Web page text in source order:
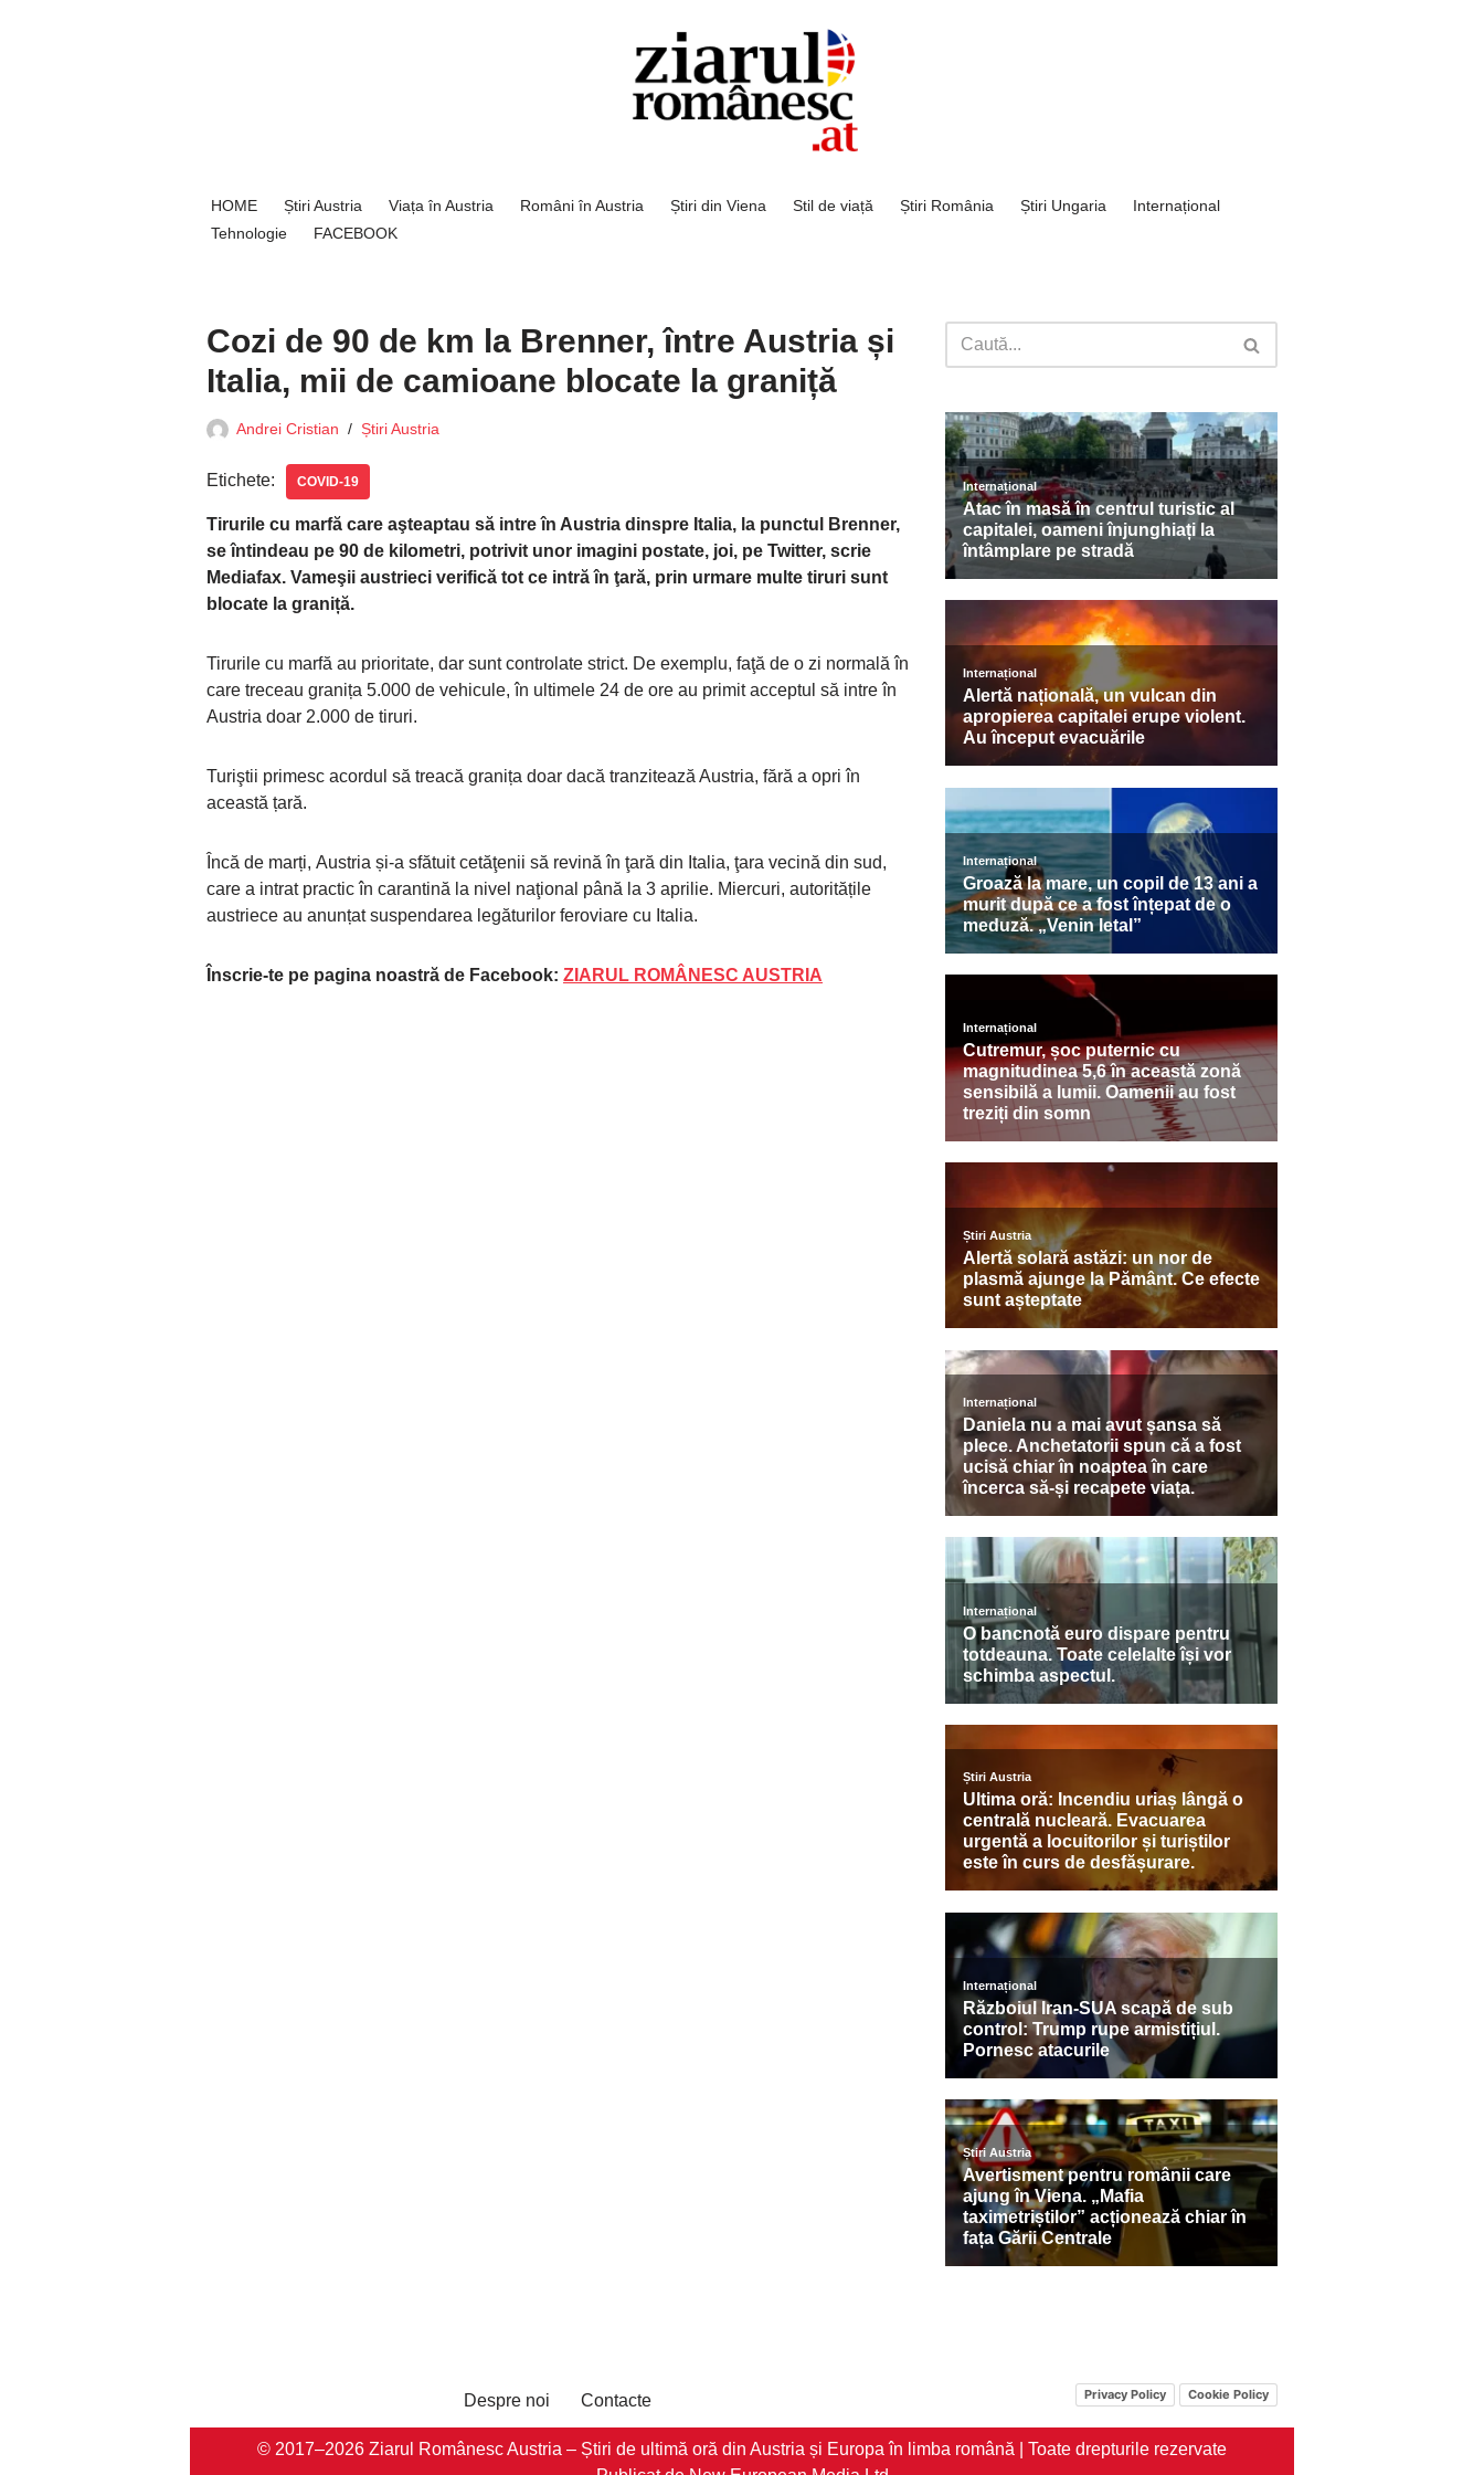
HOME Știri Austria Viața în Austria Români în Austria Știri din Viena Stil de viață Știri România Știri Ungaria
Internațional
Tehnologie
FACEBOOK
Cozi de 90 de km la Brenner, între Austria și
Italia, mii de camioane blocate la graniță
Andrei Cristian Știri Austria
Etichete: COVID-19
Tirurile cu marfă care aşteaptau să intre în Austria dinspre Italia, la punctul Brenner,
se întindeau pe 90 de kilometri, potrivit unor imagini postate, joi, pe Twitter, scrie
Mediafax. Vameşii austrieci verifică tot ce intră în ţară, prin urmare multe tiruri sunt
blocate la graniță.
Tirurile cu marfă au prioritate, dar sunt controlate strict. De exemplu, faţă de o zi normală în
care treceau granița 5.000 de vehicule, în ultimele 24 de ore au primit acceptul să intre în
Austria doar 2.000 de tiruri.
Turiştii primesc acordul să treacă granița doar dacă tranzitează Austria, fără a opri în
această țară.
Încă de marți, Austria și-a sfătuit cetăţenii să revină în ţară din Italia, ţara vecină din sud,
care a intrat practic în carantină la nivel naţional până la 3 aprilie. Miercuri, autoritățile
austriece au anunțat suspendarea legăturilor feroviare cu Italia.
Înscrie-te pe pagina noastră de Facebook: ZIARUL ROMÂNESC AUSTRIA
Despre noi Contacte Privacy Policy Cookie Policy
© 2017–2026 Ziarul Românesc Austria – Știri de ultimă oră din Austria și Europa în limba română | Toate drepturile rezervate